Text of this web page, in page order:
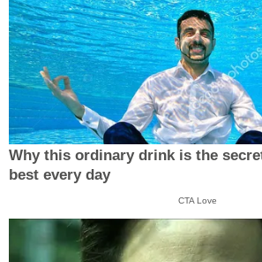
Why this ordinary drink is the
best every day
CTA Love